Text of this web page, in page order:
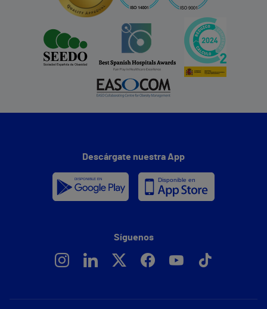
Descárgate nuestra App
Síguenos